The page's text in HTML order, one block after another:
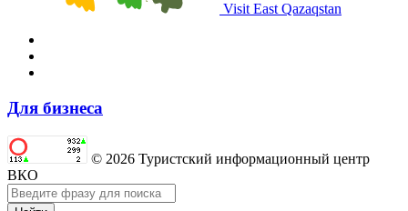
Visit East Qazaqstan
Для бизнеса
© 2026 Туристский информационный центр
ВКО